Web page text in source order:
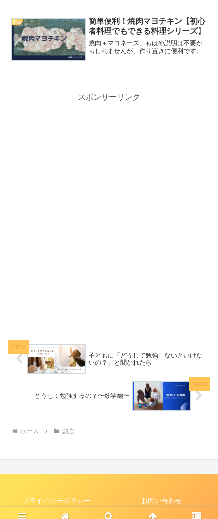
くてもできる方法があれば知りたい
な！」ダラりん：「簡単に家族...
戯言
簡単便利！焼肉マヨチキン【初心
者料理でもできる料理シリーズ】
焼肉＋マヨネーズ、もはや説明は不要か
もしれませんが、作り置きに便利です。
スポンサーリンク
子どもに「どうして勉強しないといけな
いの？」と聞かれたら
どうして勉強するの？〜数学編〜
ホーム 戯言
プライバシーポリシー お問い合わせ
Copyright © 2020-2026 兼業主夫の戯言 All Rights Reserved.